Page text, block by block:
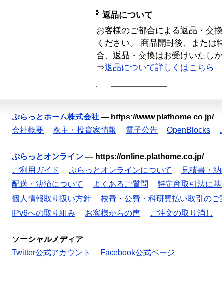
返品について
お客様のご都合による返品・交
ください。 商品開封後、または
合、返品・交換はお受けいたし
⇒返品について詳しくはこちら
ぷらっとホーム株式会社 — https://www.plathome.co.jp/
会社概要
株主・投資家情報 電子公告 OpenBlocks
ぷらっとオンライン — https://online.plathome.co.jp/
ご利用ガイド
ぷらっとオンラインについて
見積書・
配送・決済について
よくあるご質問
特定商取引法に
個人情報取り扱い方針
校費・公費・科研費払い取引のご
IPv6への取り組み
お客様からの声 ご注文の取り消し
ソーシャルメディア
Twitter公式アカウント
Facebook公式ページ